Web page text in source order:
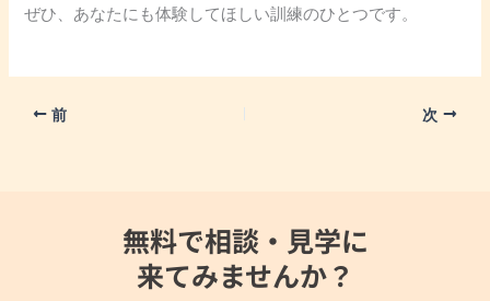
ぜひ、あなたにも体験してほしい訓練のひとつです。
前 次
無料で相談・見学に
来てみませんか？